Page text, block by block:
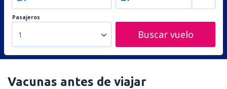
Pasajeros
1 Buscar vuelo
Vacunas antes de viajar